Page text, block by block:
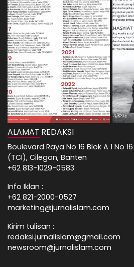
ALAMAT REDAKSI
Boulevard Raya No 16 Blok A 1 No
(TCI), Cilegon, Banten
+62 813-1029-0583
Info Iklan :
+62 821-2000-0527
marketing@jurnalislam.com
Kirim tulisan :
redaksi.jurnalislam@gmail.com
newsroom@jurnalislam.com